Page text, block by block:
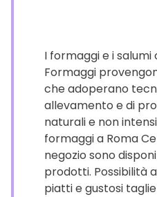
I formaggi e i
Formaggi
che adoperano
allevamento e di
naturali e non
formaggi a Roma
negozio sono
prodotti. Possibilità
piatti e gustosi